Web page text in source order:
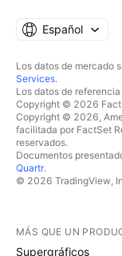
Español
Los datos de mercado
Services.
Los datos de
Copyright © 2026
Copyright © 2026,
facilitada por FactSet
reservados.
Documentos
Quartr.
© 2026 TradingView,
MÁS QUE UN
Supergráficos